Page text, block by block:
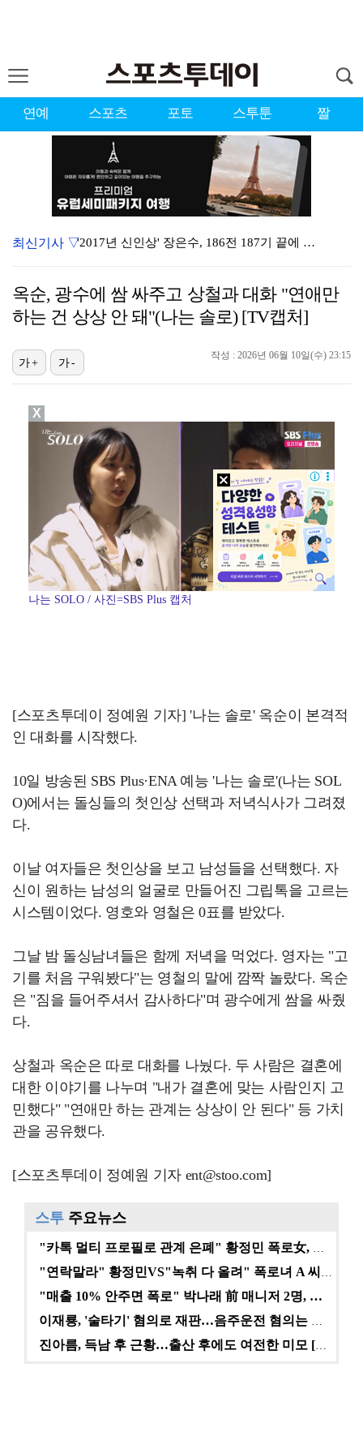
연예 스포츠 포토 스투툰 짤
'2017년 신인상' 장은수, 186전 187기 끝에 …
'유부녀 킬러' 무진성, 천재 해커의 냉철·허당미 오가…
제니 "남자에 먼저 메시지 안 보내, 동거? 여기까지만…
[ST포토] 장은수, KLPGA 첫 우승
[ST포토] 눈물 훔치는 장은수
[ST포토] 장은수, 우승 축하 물허벅 세레머니
[ST포토] 장은수, 우승 축하 물세례
최신기사 ▽
옥순, 광수에 쌈 싸주고 상철과 대화 "연애만
하는 건 상상 안 돼"(나는 솔로) [TV캡처]
작성 : 2026년 06월 10일(수) 23:15
가+ 가-
나는 SOLO / 사진=SBS Plus 캡처
[스포츠투데이 정예원 기자] '나는 솔로' 옥순이 본격적
인 대화를 시작했다.
10일 방송된 SBS Plus·ENA 예능 '나는 솔로'(나는 SOL
O)에서는 돌싱들의 첫인상 선택과 저녁식사가 그려졌
다.
이날 여자들은 첫인상을 보고 남성들을 선택했다. 자
신이 원하는 남성의 얼굴로 만들어진 그립톡을 고르는
시스템이었다. 영호와 영철은 0표를 받았다.
그날 밤 돌싱남녀들은 함께 저녁을 먹었다. 영자는 "고
기를 처음 구워봤다"는 영철의 말에 깜짝 놀랐다. 옥순
은 "짐을 들어주셔서 감사하다"며 광수에게 쌈을 싸줬
다.
상철과 옥순은 따로 대화를 나눴다. 두 사람은 결혼에
대한 이야기를 나누며 "내가 결혼에 맞는 사람인지 고
민했다" "연애만 하는 관계는 상상이 안 된다" 등 가치
관을 공유했다.
[스포츠투데이 정예원 기자 ent@stoo.com]
스투 주요뉴스
"매출 10% 안주면 폭로" 박나래 前 매니저 2명, …
X